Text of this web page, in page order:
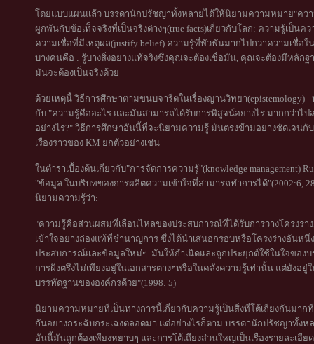
โดยแบบแผนแล้ว บรรดานักปรัชญาทั้งหลายได้ให้นิยามความหมาย"คว
ผูกพันกับข้อเท็จจริงที่เป็นจริงต่างๆ(true facts)เกี่ยวกับโลก: ความรู้เป็นค
ความเชื่อที่มีเหตุผล(justify belief) ความรู้ที่พัวพันมากไปกว่าความเชื่อ
บางคนคือ : รู้บางสิ่งอย่างแท้จริงซึ่งคุณจะต้องเชื่อมัน, คุณจะต้องมีหลักฐ
มันจะต้องเป็นจริงด้วย
ด้วยเหตุนี้ วิธีการศึกษาตามขนบจารีตในเรื่องญานวิทยา(epistemology)
กับ "ความรู้คืออะไร และมันสามารถได้รับการพิสูจน์อย่างไร มากกว่าไ
อย่างไร?" วิธีการศึกษาอันนี้ที่จะนิยามความรู้ มันตรงข้ามอย่างชัดเจน
เรื่องราวของ KM ยกตัวอย่างเช่น
ในตำราเบื้องต้นเกี่ยวกับ"การจัดการความรู้"(knowledge
"ข้อมูล ในบริบทของการผลิตความเข้าใจที่สามารถทำการได้"(2002:6,
นิยามความรู้ว่า:
"ความรู้คือส่วนผสมที่เลื่อนไหลของประสบการณ์ที่ได้รับการวางโครงร่า
เข้าใจอย่างถ่องแท้ที่ชำนาญการ ซึ่งได้นำเสนอกรอบหรือโครงร่างอันหนึ่
ประสบการณ์และข้อมูลใหม่ๆ. มันให้กำเนิดและถูกประยุกต์ใช้ในใจของ
การฝังตรึงไม่เพียงอยู่ในเอกสารต่างๆหรือในคลังความรู้เท่านั้น แต่ยังอ
บรรทัดฐานขององค์กรด้วย"(1998: 5)
นิยามความหมายที่เป็นทางการนี้เกี่ยวกับความรู้เป็นสิ่งที่โต้เถียงกันมาก
กันอย่างกระฉับกระเฉงตลอดมา แต่อย่างไรก็ตาม บรรดานักปรัชญาทั้ง
อันนี้มันถูกต้องเพียงหยาบๆ และการโต้เถียงส่วนใหญ่เป็นเรื่องรายละเอีย